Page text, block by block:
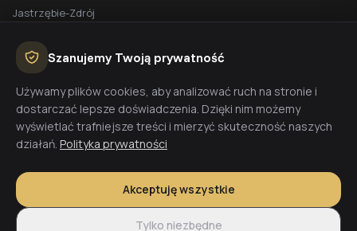
Jastrzębie-Zdrój
BEZPŁATNA WYCENA
Planujesz budowę domu? Skontaktuj się z nami - przygotujemy
wycenę w 48h.
Wyceń budowę
Szanujemy Twoją prywatność
Używamy plików cookies, aby analizować ruch na stronie i
dostarczać lepsze doświadczenia. Dzięki nim możemy
wyświetlać trafniejsze treści i mierzyć skuteczność naszych
działań. Polityka prywatności
Akceptuję wszystkie
Tylko niezbędne